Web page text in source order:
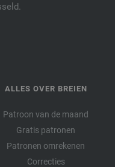
ALLES OVER BREIEN
Patroon van de maand
Gratis patronen
Patronen omrekenen
Correcties